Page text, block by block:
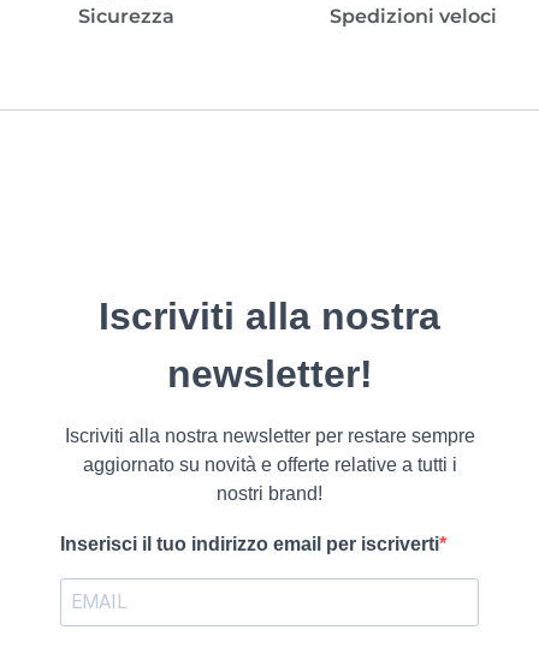
Sicurezza Spedizioni veloci
Iscriviti alla nostra
newsletter!
Iscriviti alla nostra newsletter per restare sempre
aggiornato su novità e offerte relative a tutti i
nostri brand!
Inserisci il tuo indirizzo email per iscriverti